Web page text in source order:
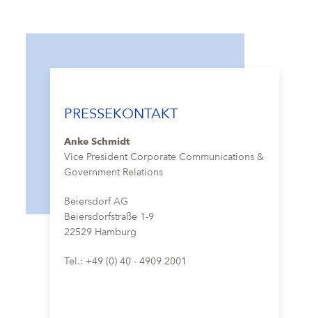
PRESSEKONTAKT
Anke Schmidt
Vice President Corporate Communications &
Government Relations
Beiersdorf AG
Beiersdorfstraße 1-9
22529 Hamburg
Tel.: +49 (0) 40 - 4909 2001